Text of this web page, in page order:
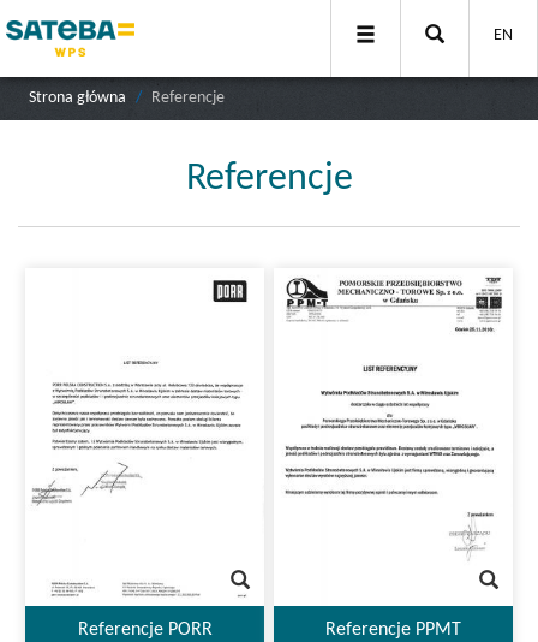
EN
Strona główna Referencje
Referencje
Referencje PORR Referencje PPMT